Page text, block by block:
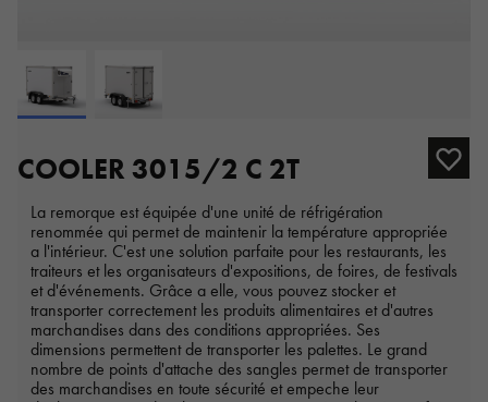
COOLER 3015/2 C 2T
La remorque est équipée d'une unité de réfrigération
renommée qui permet de maintenir la température appropriée
a l'intérieur. C'est une solution parfaite pour les restaurants, les
traiteurs et les organisateurs d'expositions, de foires, de festivals
et d'événements. Grâce a elle, vous pouvez stocker et
transporter correctement les produits alimentaires et d'autres
marchandises dans des conditions appropriées. Ses
dimensions permettent de transporter les palettes. Le grand
nombre de points d'attache des sangles permet de transporter
des marchandises en toute sécurité et empeche leur